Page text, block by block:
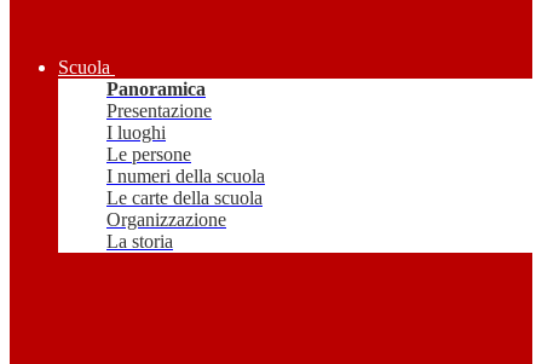
Scuola
Panoramica
Presentazione
I luoghi
Le persone
I numeri della scuola
Le carte della scuola
Organizzazione
La storia